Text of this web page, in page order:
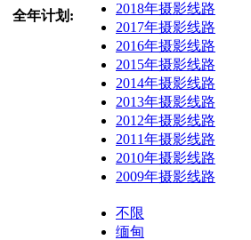
全年计划:
2018年摄影线路
2017年摄影线路
2016年摄影线路
2015年摄影线路
2014年摄影线路
2013年摄影线路
2012年摄影线路
2011年摄影线路
2010年摄影线路
2009年摄影线路
不限
缅甸